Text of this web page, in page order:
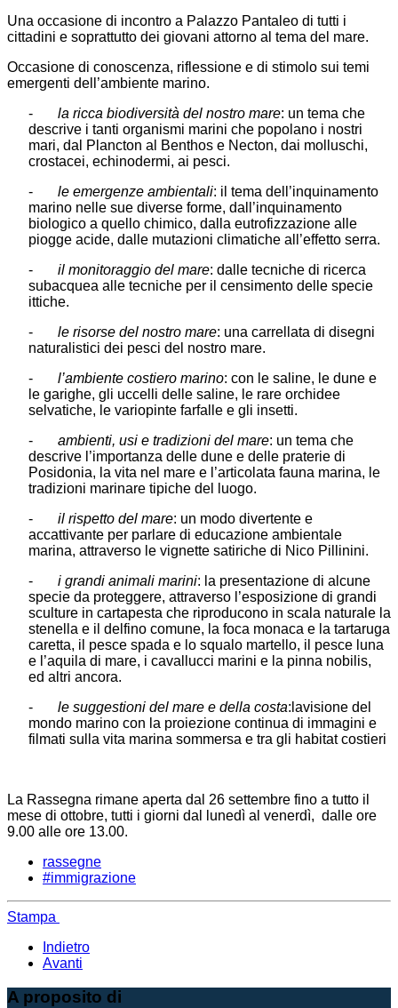
Una occasione di incontro a Palazzo Pantaleo di tutti i
cittadini e soprattutto dei giovani attorno al tema del mare.
Occasione di conoscenza, riflessione e di stimolo sui temi
emergenti dell’ambiente marino.
- la ricca biodiversità del nostro mare: un tema che
descrive i tanti organismi marini che popolano i nostri
mari, dal Plancton al Benthos e Necton, dai molluschi,
crostacei, echinodermi, ai pesci.
- le emergenze ambientali: il tema dell’inquinamento
marino nelle sue diverse forme, dall’inquinamento
biologico a quello chimico, dalla eutrofizzazione alle
piogge acide, dalle mutazioni climatiche all’effetto serra.
- il monitoraggio del mare: dalle tecniche di ricerca
subacquea alle tecniche per il censimento delle specie
ittiche.
- le risorse del nostro mare: una carrellata di disegni
naturalistici dei pesci del nostro mare.
- l’ambiente costiero marino: con le saline, le dune e
le garighe, gli uccelli delle saline, le rare orchidee
selvatiche, le variopinte farfalle e gli insetti.
- ambienti, usi e tradizioni del mare: un tema che
descrive l’importanza delle dune e delle praterie di
Posidonia, la vita nel mare e l’articolata fauna marina, le
tradizioni marinare tipiche del luogo.
- il rispetto del mare: un modo divertente e
accattivante per parlare di educazione ambientale
marina, attraverso le vignette satiriche di Nico Pillinini.
- i grandi animali marini: la presentazione di alcune
specie da proteggere, attraverso l’esposizione di grandi
sculture in cartapesta che riproducono in scala naturale la
stenella e il delfino comune, la foca monaca e la tartaruga
caretta, il pesce spada e lo squalo martello, il pesce luna
e l’aquila di mare, i cavallucci marini e la pinna nobilis,
ed altri ancora.
- le suggestioni del mare e della costa:lavisione del
mondo marino con la proiezione continua di immagini e
filmati sulla vita marina sommersa e tra gli habitat costieri
La Rassegna rimane aperta dal 26 settembre fino a tutto il
mese di ottobre, tutti i giorni dal lunedì al venerdì, dalle ore
9.00 alle ore 13.00.
rassegne
#immigrazione
Stampa
Indietro
Avanti
A proposito di